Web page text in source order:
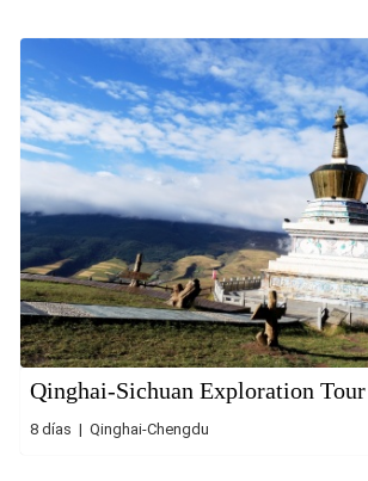
Qinghai-Sichuan Exploration Tour
8 días | Qinghai-Chengdu